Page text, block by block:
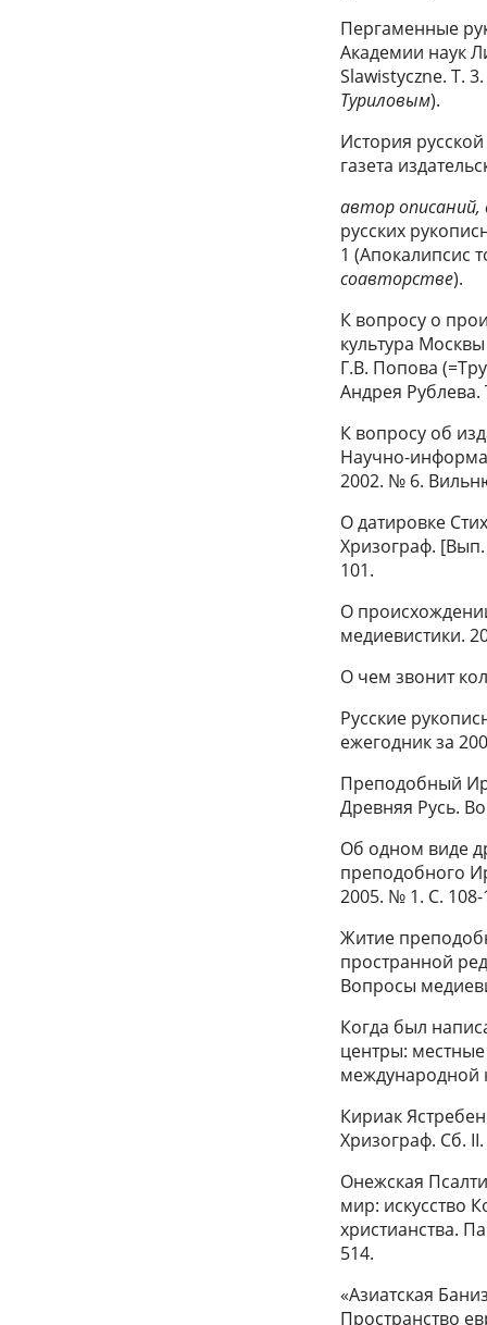
Пергаменные
Академии наук
Slawistyczne. T.
Туриловым).
История
газета
автор описаний,
русских
1 (Апокалипсис
соавторстве).
К вопросу о
культура
Г.В. Попова
Андрея Рублева.
К вопросу об
Научно-
2002. № 6.
О датировке
Хризограф. [Вып.
101.
О
медиевистики.
О чем звонит
Русские
ежегодник за
Преподобный
Древняя Русь.
Об одном виде
преподобного
2005. № 1. С. 108-
Житие
пространной
Вопросы
Когда был
центры:
международной
Кириак
Хризограф. Сб.
Онежская
мир: искусство
христианства.
514.
«Азиатская
Пространство